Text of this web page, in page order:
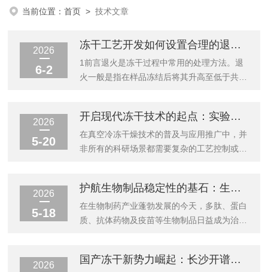
当前位置：首页 >技术文章
2026
6-2
冻干工艺开发如何设置合理的退火参数
1前言退火是冻干过程中常用的处理方法。退
火一般是指在样品冻结后将其升高至低于共晶
曲线如图1中紫色方框区域所示。退火处理可
以有效改善样品应力集中的问题，提升干燥效
率，增加样品塌陷温度。因此，退火工艺在冻
置正确与否，在很大程度决定了退火工艺是否
能发挥效果。在实际过程中，大家设置退火过
程的升温速率，降温速率和恒温时间度主要...
2026
5-20
开启现代冻干技术的起点：实验室基础型冻干机的架构逻辑与实用场景
在真空冷冻干燥技术的普及与应用推广中，并
非所有的科研场景都需要复杂的工艺控制或深
利、性价比高的实验室基础型冻干机成为了理
想的入门选择。它剥离了冗余的复杂功能，回
归了冻干的核心逻辑，是众多科研人员开启现
或落地式设计，其核心架构围绕“预冻外
2026
5-18
护航生物制品稳定性的基石：生物制药冷冻干燥机的严苛标准与系统设计
在生物制药产业蓬勃发展的今天，多肽、蛋白
质、抗体药物及疫苗等生物制品日益成为治疗
活性丧失。真空冷冻干燥技术是目前延长此类
2026 国产冻干新势力崛起：长沙开谱仪器凭实力赢得科研与产业双重认可